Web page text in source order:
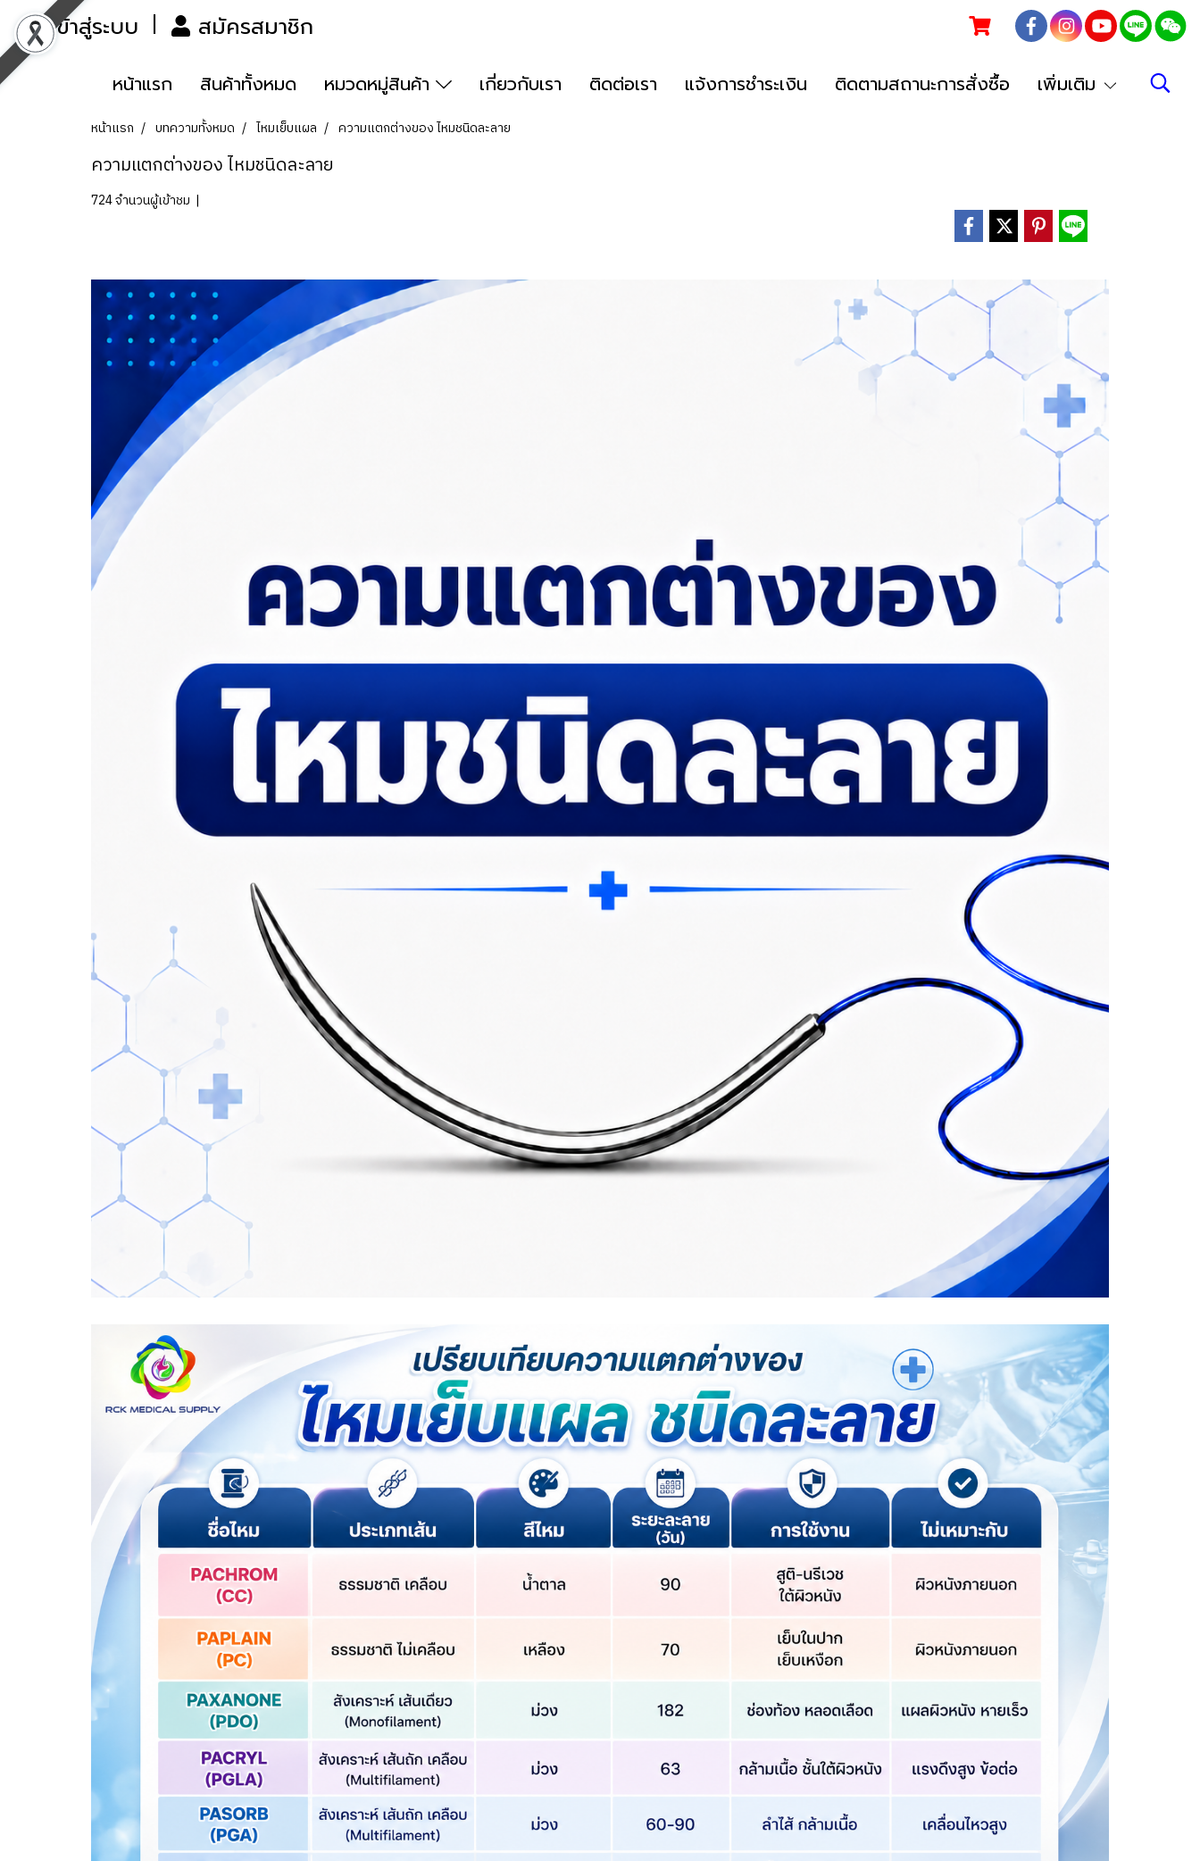
เข้าสู่ระบบ สมัครสมาชิก
หน้าแรก สินค้าทั้งหมด หมวดหมู่สินค้า เกี่ยวกับเรา ติดต่อเรา แจ้งการชำระเงิน ติดตามสถานะการสั่งซื้อ เพิ่มเติม
หน้าแรก บทความทั้งหมด ไหมเย็บแผล ความแตกต่างของ ไหมชนิดละลาย
ความแตกต่างของ ไหมชนิดละลาย
724 จำนวนผู้เข้าชม |